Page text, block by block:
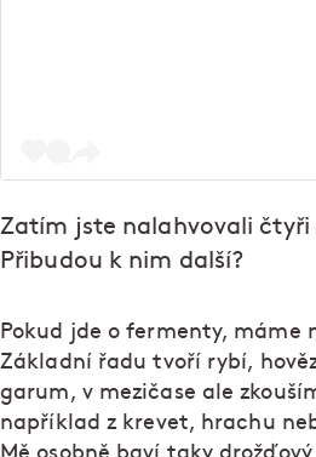
Zatím jste nalahvovali čtyři
Přibudou k nim další?
Pokud jde o fermenty, máme
Základní řadu tvoří rybí,
garum, v mezičase ale
například z krevet, hrachu